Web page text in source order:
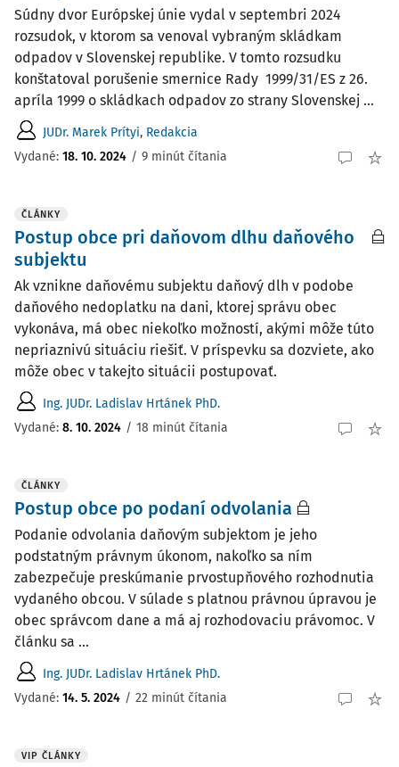
Súdny dvor Európskej únie vydal v septembri 2024
rozsudok, v ktorom sa venoval vybraným skládkam
odpadov v Slovenskej republike. V tomto rozsudku
konštatoval porušenie smernice Rady 1999/31/ES z 26.
apríla 1999 o skládkach odpadov zo strany Slovenskej ...
JUDr. Marek Prítyi, Redakcia
Vydané: 18. 10. 2024 / 9 minút čítania
ČLÁNKY
Postup obce pri daňovom dlhu daňového
subjektu
Ak vznikne daňovému subjektu daňový dlh v podobe
daňového nedoplatku na dani, ktorej správu obec
vykonáva, má obec niekoľko možností, akými môže túto
nepriaznivú situáciu riešiť. V príspevku sa dozviete, ako
môže obec v takejto situácii postupovať.
Ing. JUDr. Ladislav Hrtánek PhD.
Vydané: 8. 10. 2024 / 18 minút čítania
ČLÁNKY
Postup obce po podaní odvolania
Podanie odvolania daňovým subjektom je jeho
podstatným právnym úkonom, nakoľko sa ním
zabezpečuje preskúmanie prvostupňového rozhodnutia
vydaného obcou. V súlade s platnou právnou úpravou je
obec správcom dane a má aj rozhodovaciu právomoc. V
článku sa ...
Ing. JUDr. Ladislav Hrtánek PhD.
Vydané: 14. 5. 2024 / 22 minút čítania
VIP ČLÁNKY